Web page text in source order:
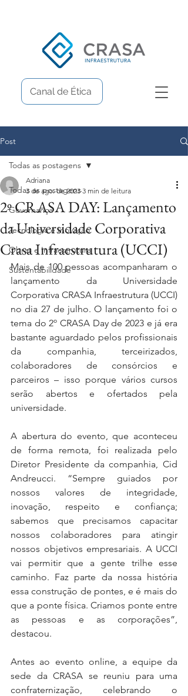
Canal de Ética
Post
Todas as postagens
Governança
Tecnologia e Inovação
Obras e Infraestrutura
Sustentabilidade
Todas as postagens
2º CRASA DAY: Lançamento
da Universidade Corporativa
Crasa Infraestrutura (UCCI)
Adriana
3 de ago. de 2023 3 min de leitura
Mais de 100 pessoas acompanharam o
lançamento da Universidade
Corporativa CRASA Infraestrutura (UCCI)
no dia 27 de julho. O lançamento foi o
tema do 2º CRASA Day de 2023 e já era
bastante aguardado pelos profissionais
da companhia, terceirizados,
colaboradores de consórcios e
parceiros – isso porque vários cursos
serão abertos e ofertados pela
universidade.
A abertura do evento, que aconteceu
de forma remota, foi realizada pelo
Diretor Presidente da companhia, Cid
Andreucci. “Sempre guiados por
nossos valores de integridade,
inovação, respeito e confiança;
sabemos que precisamos capacitar
nossos colaboradores para atingir
nossos objetivos empresariais. A UCCI
vai permitir que a gente trilhe esse
caminho. Faz parte da nossa história
essa construção de pontes, e é mais do
que a ponte física. Criamos ponte entre
as pessoas e as corporações”,
destacou.
Antes ao evento online, a equipe da
sede da CRASA se reuniu para uma
confraternização, celebrando o